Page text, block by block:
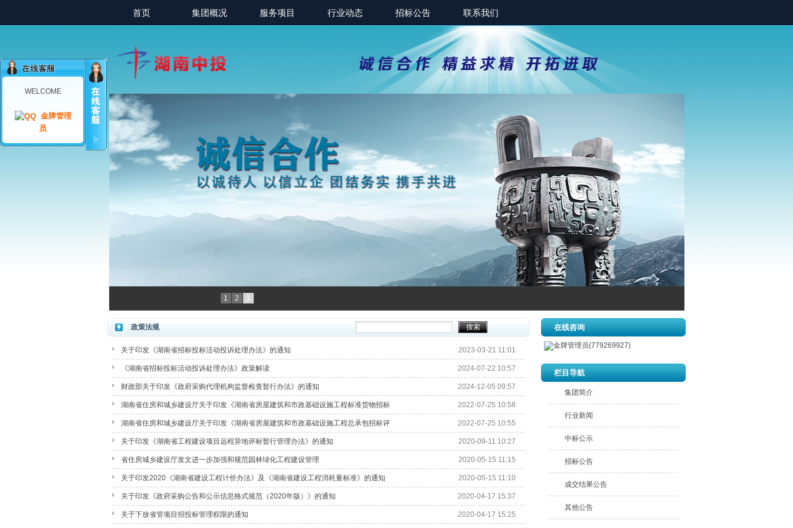
首页 集团概况 服务项目 行业动态 招标公告 联系我们
1 2 3
政策法规
关于印发《湖南省招标投标活动投诉处理办法》的通知 2023-03-21 11:01
《湖南省招标投标活动投诉处理办法》政策解读 2024-07-22 10:57
财政部关于印发《政府采购代理机构监督检查暂行办法》的通知 2024-12-05 09:57
湖南省住房和城乡建设厅关于印发《湖南省房屋建筑和市政基础设施工程标准货物招标
文件(试行)》的通知
2022-07-25 10:58
湖南省住房和城乡建设厅关于印发《湖南省房屋建筑和市政基础设施工程总承包招标评
标暂行办法》的通知
2022-07-25 10:55
关于印发《湖南省工程建设项目远程异地评标暂行管理办法》的通知 2020-09-11 10:27
省住房城乡建设厅发文进一步加强和规范园林绿化工程建设管理 2020-05-15 11:15
关于印发2020《湖南省建设工程计价办法》及《湖南省建设工程消耗量标准》的通知 2020-05-15 11:10
关于印发《政府采购公告和公示信息格式规范（2020年版）》的通知 2020-04-17 15:37
关于下放省管项目招投标管理权限的通知 2020-04-17 15:25
在线咨询
金牌管理员(779269927)
栏目导航
集团简介
行业新闻
中标公示
招标公告
成交结果公告
其他公告
WELCOME
金牌管理
员